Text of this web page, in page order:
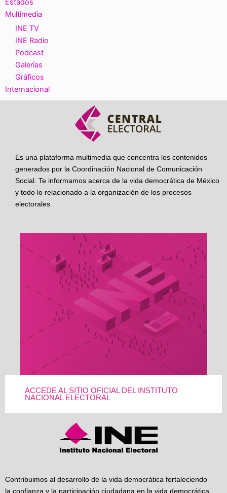
Estados
Multimedia
INE TV
INE Radio
Podcast
Galerías
Gráficos
Internacional
Es una plataforma multimedia que concentra los contenidos
generados por la Coordinación Nacional de Comunicación
Social. Te informamos acerca de la vida democrática de México
y todo lo relacionado a la organización de los procesos
electorales
ACCEDE AL SITIO OFICIAL DEL INSTITUTO
NACIONAL ELECTORAL
Contribuimos al desarrollo de la vida democrática fortaleciendo
la confianza y la participación ciudadana en la vida democrática